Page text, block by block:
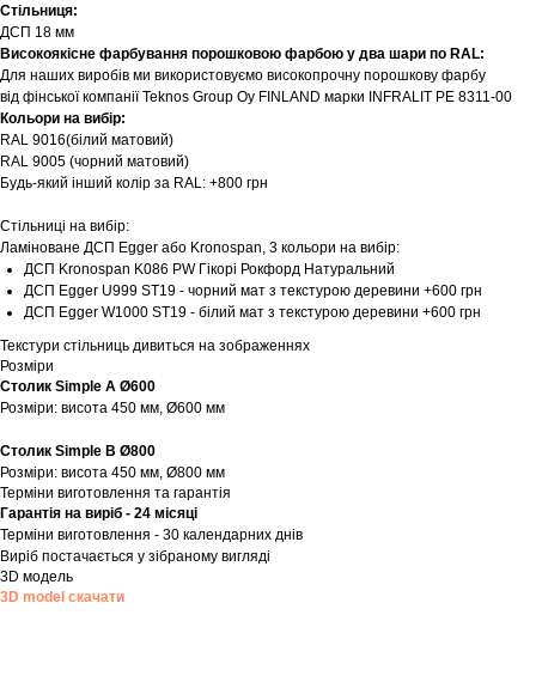
Стільниця:
ДСП 18 мм
Високоякісне фарбування порошковою фарбою у два шари по RAL:
Для наших виробів ми використовуємо високопрочну порошкову фарбу
від фінської компанії Teknos Group Oy FINLAND марки INFRALIT PE 8311-00
Кольори на вибір:
RAL 9016(білий матовий)
RAL 9005 (чорний матовий)
Будь-який інший колір за RAL: +800 грн
Стільниці на вибір:
Ламіноване ДСП Egger або Kronospan, 3 кольори на вибір:
ДСП Kronospan K086 PW Гікорі Рокфорд Натуральний
ДСП Egger U999 ST19 - чорний мат з текстурою деревини +600 грн
ДСП Egger W1000 ST19 - білий мат з текстурою деревини +600 грн
Текстури стільниць дивиться на зображеннях
Розміри
Столик Simple А Ø600
Розміри: висота 450 мм, Ø600 мм
Столик Simple В Ø800
Розміри: висота 450 мм, Ø800 мм
Терміни виготовлення та гарантія
Гарантія на виріб - 24 місяці
Терміни виготовлення - 30 календарних днів
Виріб постачається у зібраному вигляді
3D модель
3D model скачати